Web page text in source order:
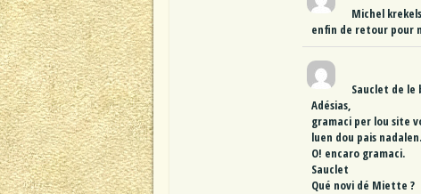
Michel krekels
enfin de retour pour
Sauclet de le
Adésias,
gramaci per lou site
luen dou pais nadalen.
O! encaro gramaci.
Sauclet
Qué novi dé Miette ?